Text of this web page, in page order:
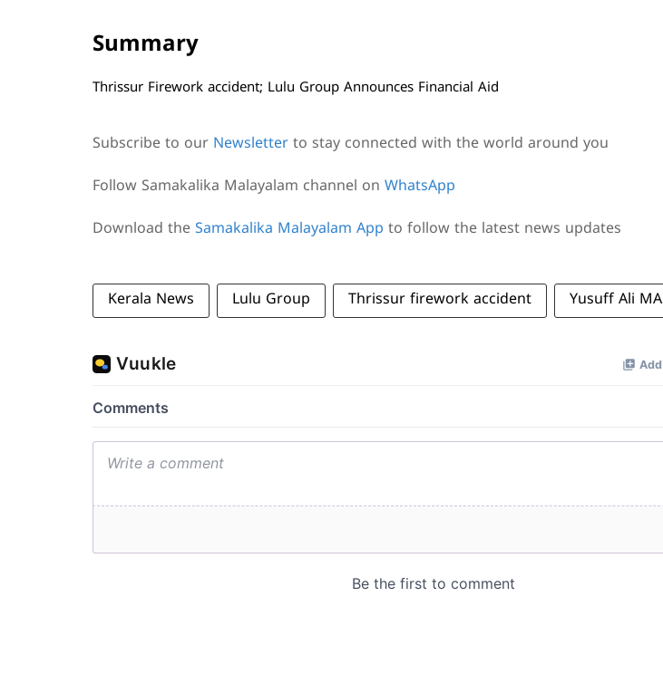
Summary
Thrissur Firework accident; Lulu Group Announces Financial Aid
Subscribe to our Newsletter to stay connected with the world around you
Follow Samakalika Malayalam channel on WhatsApp
Download the Samakalika Malayalam App to follow the latest news updates
Kerala News Lulu Group Thrissur firework accident Yusuff Ali MA